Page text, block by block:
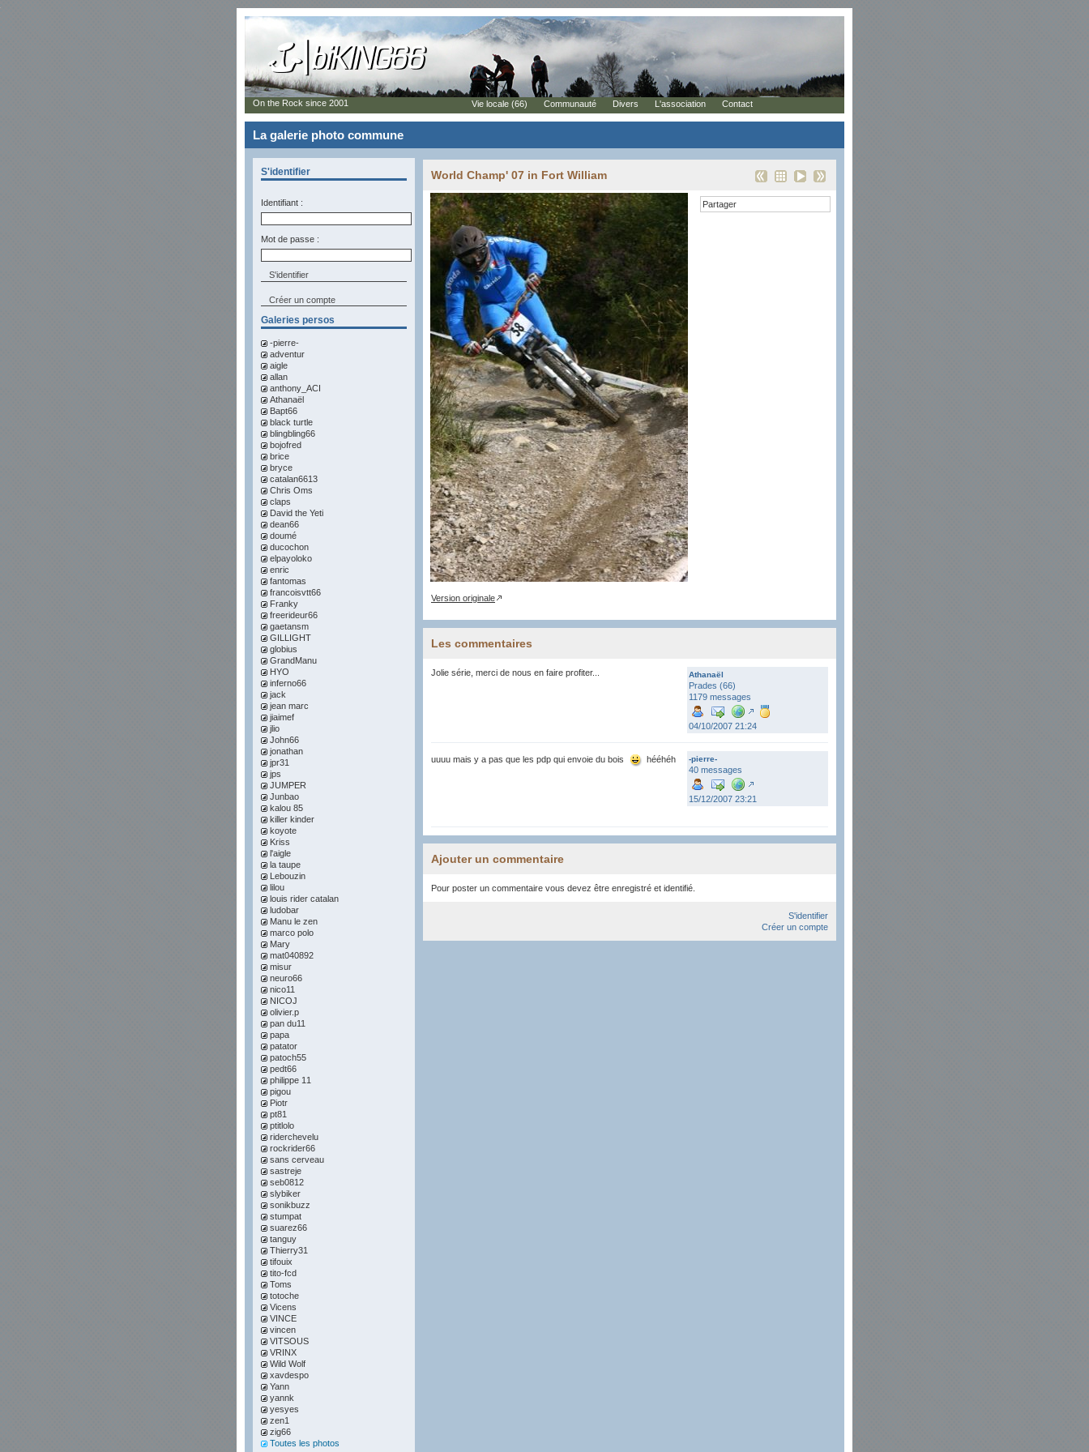
La galerie photo commune
S'identifier
Identifiant :
Mot de passe :
Créer un compte
Galeries persos
-pierre-
adventur
aigle
allan
anthony_ACI
Athanaël
Bapt66
black turtle
blingbling66
bojofred
brice
bryce
catalan6613
Chris Oms
claps
David the Yeti
dean66
doumé
ducochon
elpayoloko
enric
fantomas
francoisvtt66
Franky
freerideur66
gaetansm
GILLIGHT
globius
GrandManu
HYO
inferno66
jack
jean marc
jiaimef
jlio
John66
jonathan
jpr31
jps
JUMPER
Junbao
kalou 85
killer kinder
koyote
Kriss
l'aigle
la taupe
Lebouzin
lilou
louis rider catalan
ludobar
Manu le zen
marco polo
Mary
mat040892
misur
neuro66
nico11
NICOJ
olivier.p
pan du11
papa
patator
patoch55
pedt66
philippe 11
pigou
Piotr
pt81
ptitlolo
riderchevelu
rockrider66
sans cerveau
sastreje
seb0812
slybiker
sonikbuzz
stumpat
suarez66
tanguy
Thierry31
tifouix
tito-fcd
Toms
totoche
Vicens
VINCE
vincen
VITSOUS
VRINX
Wild Wolf
xavdespo
Yann
yannk
yesyes
zen1
zig66
Toutes les photos
World Champ' 07 in Fort William
Partager
Version originale
Les commentaires
Athanaël
Prades (66)
1179 messages
04/10/2007 21:24
Jolie série, merci de nous en faire profiter...
-pierre-
40 messages
15/12/2007 23:21
uuuu mais y a pas que les pdp qui envoie du bois hééhéh
Ajouter un commentaire
Pour poster un commentaire vous devez être enregistré et identifié.
S'identifier
Créer un compte
On the Rock since 2001 Vie locale (66) Communauté Divers L'association Contact